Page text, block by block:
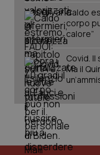
Caldo
corpo
calore”
Covid. Il
Ma il
PHPSESSID